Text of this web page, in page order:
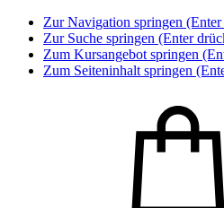
Zur Navigation springen
Zur Suche springen (Enter
Zum Kursangebot springen
Zum Seiteninhalt springen